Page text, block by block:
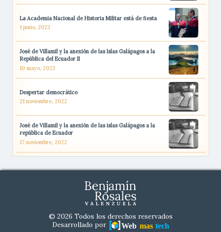
La Academia Nacional de Historia Militar está de fiesta
1 junio, 2023
José de Villamil y la anexión de las Islas Galápagos a la
República del Ecuador II
10 mayo, 2023
Despertar democrático
21 noviembre, 2022
José de Villamil y la anexión de las islas Galápagos a la
república de Ecuador
17 noviembre, 2022
© 2026 Todos los derechos reservados
Desarrollado por